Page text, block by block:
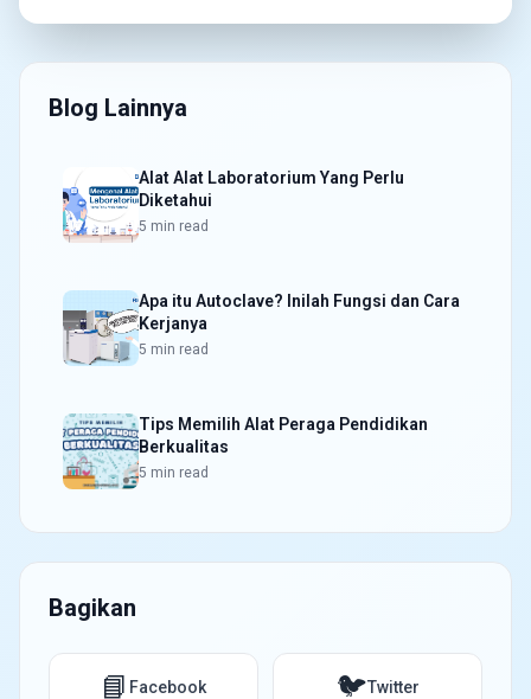
Blog Lainnya
Alat Alat Laboratorium Yang Perlu
Diketahui
5 min read
Apa itu Autoclave? Inilah Fungsi dan Cara
Kerjanya
5 min read
Tips Memilih Alat Peraga Pendidikan
Berkualitas
5 min read
Bagikan
📘 Facebook 🐦Twitter